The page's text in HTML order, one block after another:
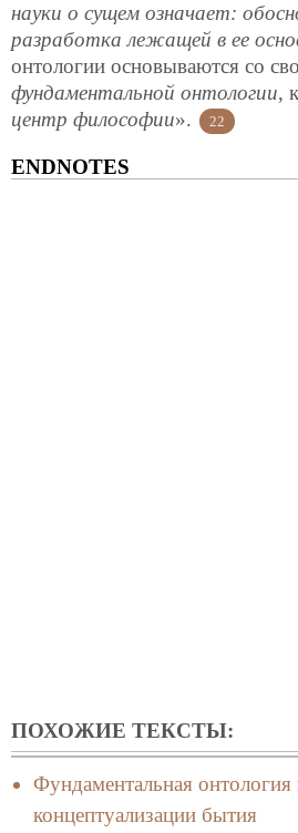
науки о сущем означает:
разработка лежащей в ее
онтологии основываются со
фундаментальной онтологии,
центр философии». 22
ENDNOTES
ПОХОЖИЕ ТЕКСТЫ:
Фундаментальная онтология
концептуализации бытия